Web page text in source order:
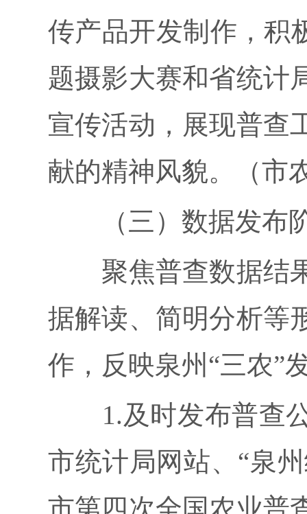
传产品开发制作，积
题摄影大赛和省统计
宣传活动，展现普查
献的精神风貌。（市
（三）数据发布阶
聚焦普查数据结果
据解读、简明分析等
作，反映泉州“三农”
1.及时发布普查公
市统计局网站、“泉